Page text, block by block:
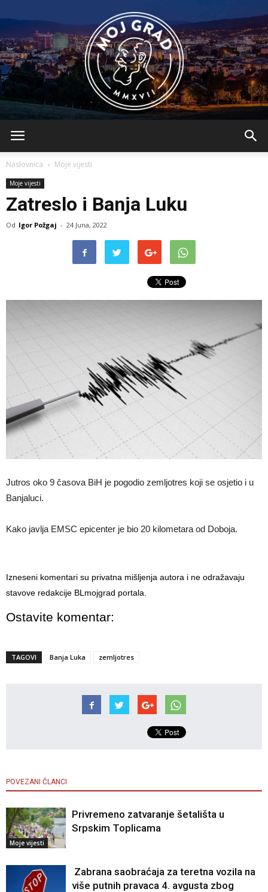
Naslovnica Moje vijesti
Moje vijesti
Zatreslo i Banja Luku
Od Igor Požgaj - 24 Juna, 2022
Jutros oko 9 časova BiH je pogodio zemljotres koji se osjetio i u
Banjaluci.
Kako javlja EMSC epicenter je bio 20 kilometara od Doboja.
Izneseni komentari su privatna mišljenja autora i ne odražavaju
stavove redakcije BLmojgrad portala.
Ostavite komentar:
TAGOVI Banja Luka zemljotres
POVEZANI ČLANCI
Moje vijesti
Privremeno zatvaranje šetališta u
Srpskim Toplicama
Zabrana saobraćaja za teretna vozila na
više putnih pravaca 4. avgusta zbog